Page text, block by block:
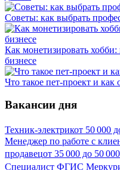
Советы: как выбрать
Как монетизировать
бизнесе
Что такое пет-проект и
Вакансии дня
Техник-электрикот 50 000
Менеджер по работе с
продавецот 35 000 до 50 000
Специалист ФГИС